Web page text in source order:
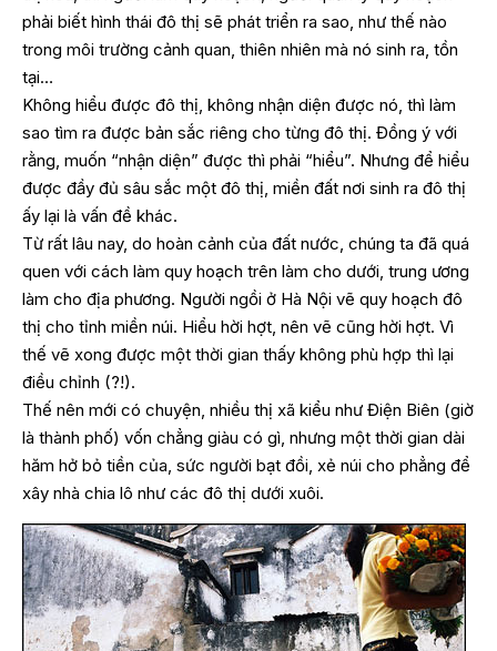
phải biết hình thái đô thị sẽ phát triển ra sao, như thế nào
trong môi trường cảnh quan, thiên nhiên mà nó sinh ra, tồn
tại…
Không hiểu được đô thị, không nhận diện được nó, thì làm
sao tìm ra được bản sắc riêng cho từng đô thị. Đồng ý với
rằng, muốn “nhận diện” được thì phải “hiểu”. Nhưng để hiểu
được đầy đủ sâu sắc một đô thị, miền đất nơi sinh ra đô thị
ấy lại là vấn đề khác.
Từ rất lâu nay, do hoàn cảnh của đất nước, chúng ta đã quá
quen với cách làm quy hoạch trên làm cho dưới, trung ương
làm cho địa phương. Người ngồi ở Hà Nội vẽ quy hoạch đô
thị cho tỉnh miền núi. Hiểu hời hợt, nên vẽ cũng hời hợt. Vì
thế vẽ xong được một thời gian thấy không phù hợp thì lại
điều chỉnh (?!).
Thế nên mới có chuyện, nhiều thị xã kiểu như Điện Biên (giờ
là thành phố) vốn chẳng giàu có gì, nhưng một thời gian dài
hăm hở bỏ tiền của, sức người bạt đồi, xẻ núi cho phẳng để
xây nhà chia lô như các đô thị dưới xuôi.